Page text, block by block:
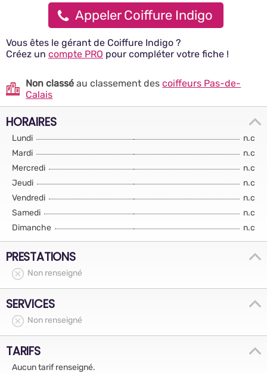
Appeler Coiffure Indigo
Vous êtes le gérant de Coiffure Indigo ?
Créez un compte PRO pour compléter votre fiche !
Non classé au classement descoiffeurs Pas-de-
Calais
HORAIRES
Lundi
n.c
Mardi
n.c
Mercredi
n.c
Jeudi
n.c
Vendredi
n.c
Samedi
n.c
Dimanche
n.c
PRESTATIONS
Non renseigné
SERVICES
Non renseigné
TARIFS
Aucun tarif renseigné.